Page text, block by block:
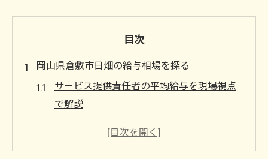
目次
岡山県倉敷市日畑の給与相場を探る
サービス提供責任者の平均給与を現場視点
で解説
求人票と実際の給与差をサービス提供責任
者目線で紹介